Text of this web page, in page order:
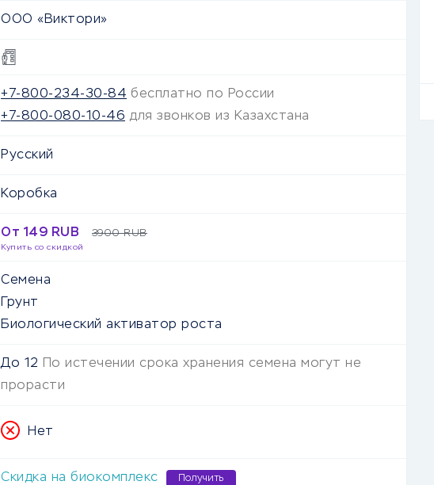
ООО «Виктори»
+7-800-234-30-84 бесплатно по России
+7-800-080-10-46 для звонков из Казахстана
Русский
Коробка
От 149 RUB
Купить со скидкой
3900 RUB
Семена
Грунт
Биологический активатор роста
До 12
По истечении срока хранения семена могут не
прорасти
Нет
Скидка на биокомплекс Получить